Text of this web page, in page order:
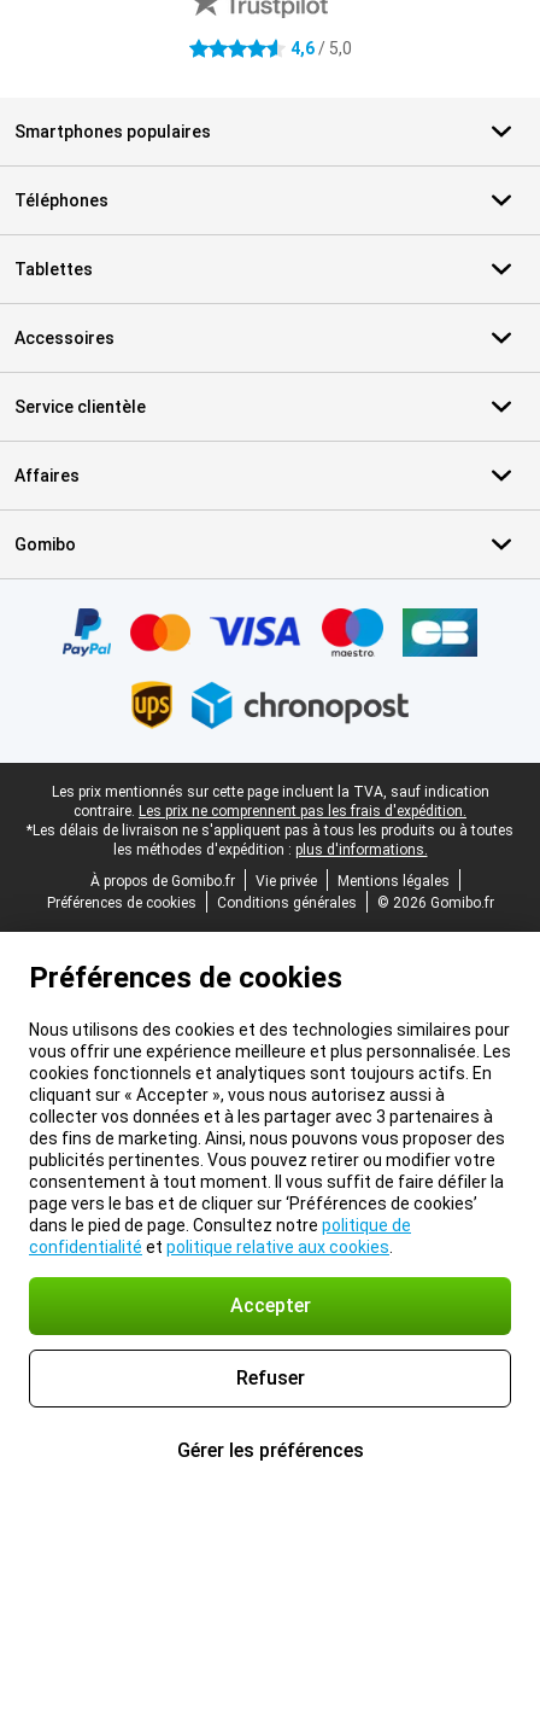
4.6 étoiles 4,6/ 5,0
Smartphones populaires
Téléphones
Tablettes
Accessoires
Service clientèle
Affaires
Gomibo
Pied-de-page légal
Les prix mentionnés sur cette page incluent la TVA, sauf indication
contraire. Les prix ne comprennent pas les frais d'expédition.
*Les délais de livraison ne s'appliquent pas à tous les produits ou à toutes
les méthodes d'expédition : plus d'informations.
À propos de Gomibo.fr
Vie privée
Mentions légales
Préférences de cookies
Conditions générales © 2026 Gomibo.fr
Préférences de cookies
Nous utilisons des cookies et des technologies similaires pour
vous offrir une expérience meilleure et plus personnalisée. Les
cookies fonctionnels et analytiques sont toujours actifs. En
cliquant sur « Accepter », vous nous autorisez aussi à
collecter vos données et à les partager avec 3 partenaires à
des fins de marketing. Ainsi, nous pouvons vous proposer des
publicités pertinentes. Vous pouvez retirer ou modifier votre
consentement à tout moment. Il vous suffit de faire défiler la
page vers le bas et de cliquer sur ‘Préférences de cookies’
dans le pied de page. Consultez notre politique de
confidentialité et politique relative aux cookies
Accepter
Refuser
Gérer les préférences